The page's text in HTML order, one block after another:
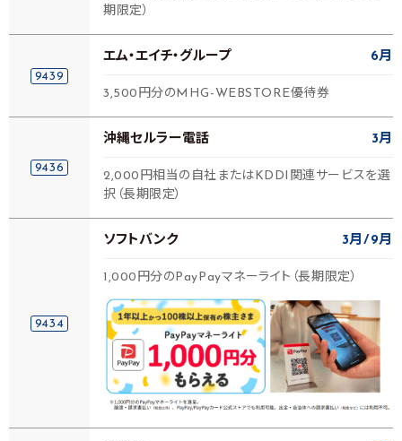
期限定）
9439
エム・エイチ・グループ 6月
3,500円分のMHG-WEBSTORE優待券
9436
沖縄セルラー電話 3月
2,000円相当の自社またはKDDI関連サービスを選
択（長期限定）
9434
ソフトバンク 3月 9月
1,000円分のPayPayマネーライト（長期限定）